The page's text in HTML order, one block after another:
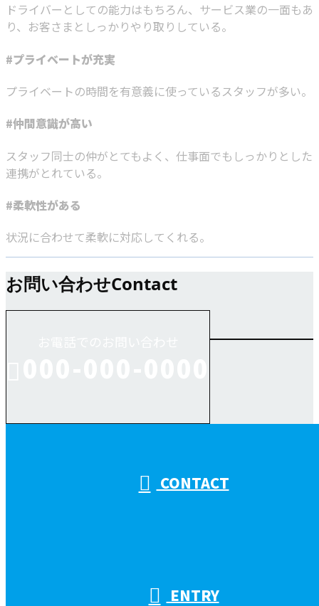
ドライバーとしての能力はもちろん、サービス業の一面もあ
り、お客さまとしっかりやり取りしている。
#プライベートが充実
プライベートの時間を有意義に使っているスタッフが多い。
#仲間意識が高い
スタッフ同士の仲がとてもよく、仕事面でもしっかりとした
連携がとれている。
#柔軟性がある
状況に合わせて柔軟に対応してくれる。
お問い合わせContact
CONTACT
ENTRY